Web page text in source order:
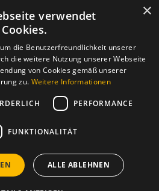
😎
Cookie-Einstellungen
×
verwendet
Cookies.
die Benutzerfreundlichkeit unserer
die weitere Nutzung unserer Webseite
von Cookies gemäß unserer
zu. Weitere Informationen
PERFORMANCE
FUNKTIONALITÄT
ALLE ABLEHNEN